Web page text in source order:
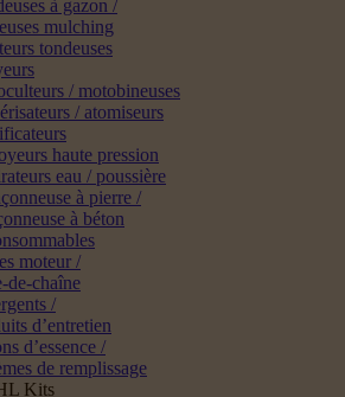
à gazon /
mulching
tondeuses
/ motobineuses
/ atomiseurs
haute pression
eau / poussière
à pierre /
à béton
moteur /
de-chaîne
/
d’entretien
d’essence /
de remplissage
Kits